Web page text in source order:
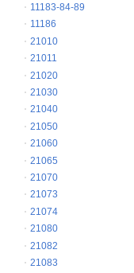
11183-84-89
11186
21010
21011
21020
21030
21040
21050
21060
21065
21070
21073
21074
21080
21082
21083